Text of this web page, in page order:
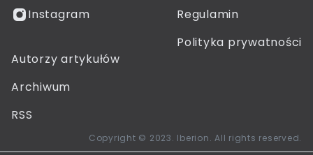
Instagram
Regulamin
Polityka prywatności
Autorzy artykułów
Archiwum
RSS
Copyright © 2023. Iberion. All rights reserved.